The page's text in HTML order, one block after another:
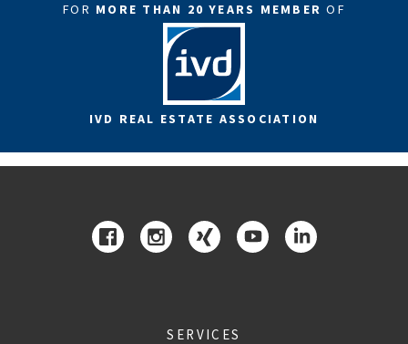
FOR MORE THAN 20 YEARS MEMBEROF
IVD REAL ESTATE ASSOCIATION
SERVICES